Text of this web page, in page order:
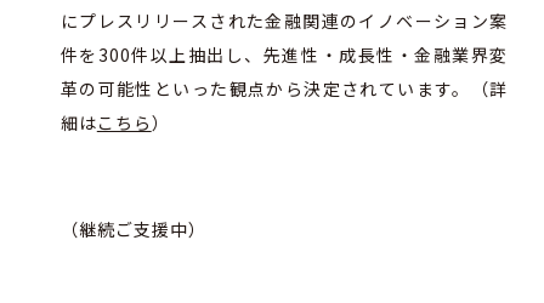
にプレスリリースされた金融関連のイノベーション案
件を300件以上抽出し、先進性・成長性・金融業界変
革の可能性といった観点から決定されています。（詳
細はこちら）
（継続ご支援中）